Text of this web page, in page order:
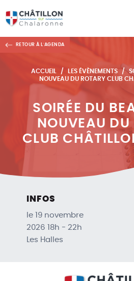
ACCUEIL LES ÉVÈNEMENTS
NOUVEAU DU ROTARY CLUB
SOIRÉE DU
NOUVEAU DU
CLUB
RETOUR À L'AGENDA
INFOS
le 19 novembre
2026 18h - 22h
Les Halles